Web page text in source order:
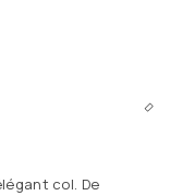
col. De